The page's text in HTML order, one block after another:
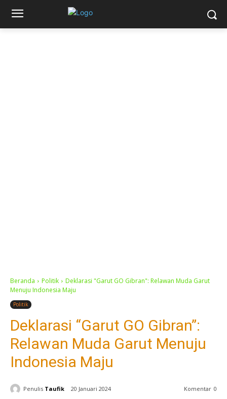
Beranda Politik
Deklarasi "Garut GO Gibran": Relawan Muda Garut
Menuju Indonesia Maju
Politik
Deklarasi “Garut GO Gibran”:
Relawan Muda Garut Menuju
Indonesia Maju
Penulis Taufik 20 Januari 2024 Komentar 0